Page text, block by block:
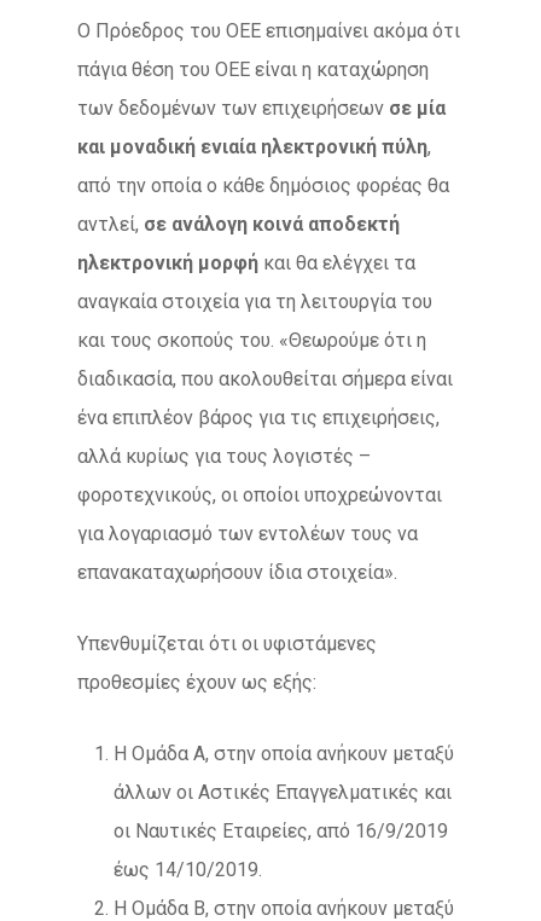
Ο Πρόεδρος του ΟΕΕ επισημαίνει ακόμα ότι
πάγια θέση του ΟΕΕ είναι η καταχώρηση
των δεδομένων των επιχειρήσεων σε μία
και μοναδική ενιαία ηλεκτρονική πύλη,
από την οποία ο κάθε δημόσιος φορέας θα
αντλεί, σε ανάλογη κοινά αποδεκτή
ηλεκτρονική μορφή και θα ελέγχει τα
αναγκαία στοιχεία για τη λειτουργία του
και τους σκοπούς του. «Θεωρούμε ότι η
διαδικασία, που ακολουθείται σήμερα είναι
ένα επιπλέον βάρος για τις επιχειρήσεις,
αλλά κυρίως για τους λογιστές –
φοροτεχνικούς, οι οποίοι υποχρεώνονται
για λογαριασμό των εντολέων τους να
επανακαταχωρήσουν ίδια στοιχεία».
Υπενθυμίζεται ότι οι υφιστάμενες
προθεσμίες έχουν ως εξής:
Η Ομάδα Α, στην οποία ανήκουν μεταξύ
άλλων οι Αστικές Επαγγελματικές και
οι Ναυτικές Εταιρείες, από 16/9/2019
έως 14/10/2019.
Η Ομάδα Β, στην οποία ανήκουν μεταξύ